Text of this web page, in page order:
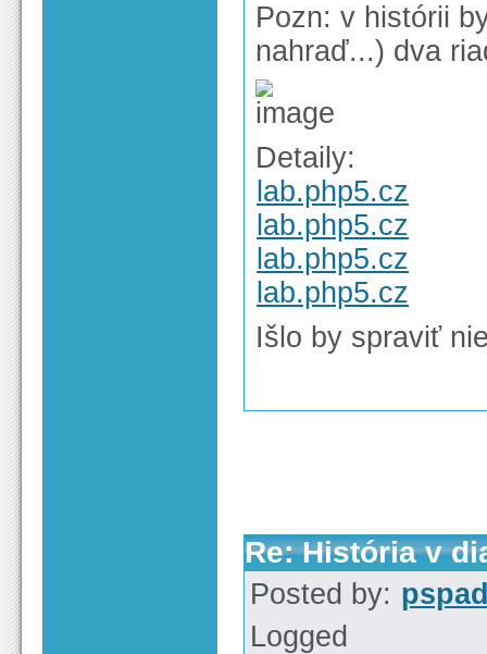
Pozn: v histórii
nahraď...) dva
Detaily:
lab.php5.cz
lab.php5.cz
lab.php5.cz
lab.php5.cz
Išlo by spraviť
Re: História v
Posted by:
Logged